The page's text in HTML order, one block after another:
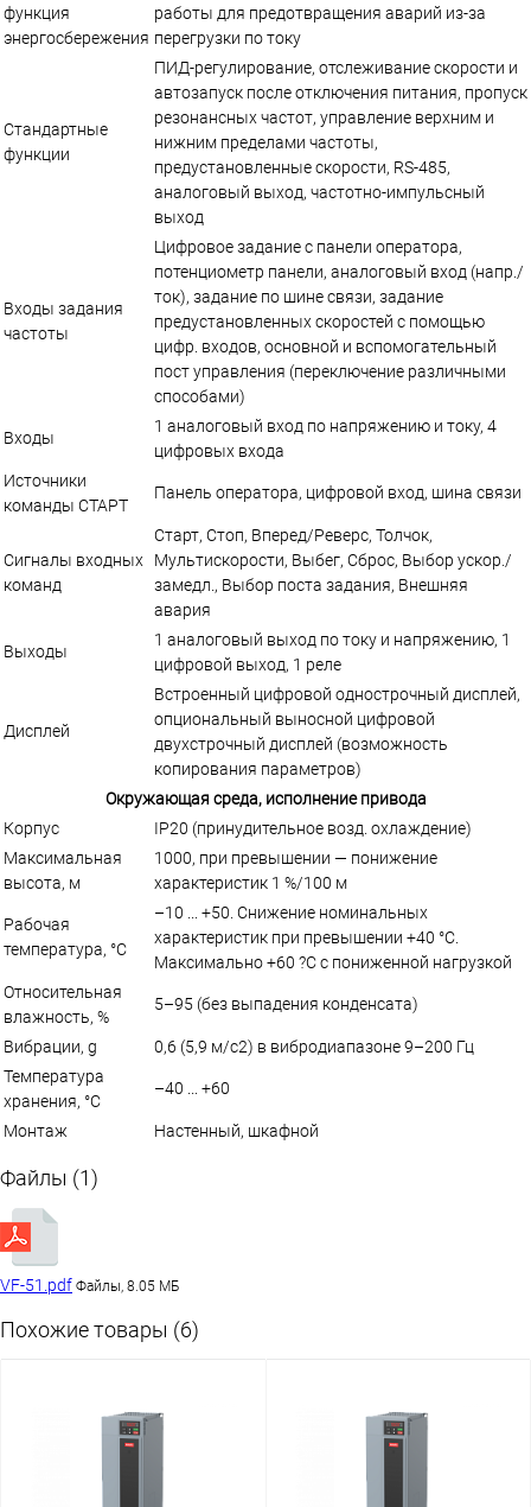
функция
энергосбережения
работы для предотвращения аварий из-за
перегрузки по току
Стандартные
функции
ПИД-регулирование, отслеживание скорости и
автозапуск после отключения питания, пропуск
резонансных частот, управление верхним и
нижним пределами частоты,
предустановленные скорости, RS-485,
аналоговый выход, частотно-импульсный
выход
Входы задания
частоты
Цифровое задание с панели оператора,
потенциометр панели, аналоговый вход (напр./
ток), задание по шине связи, задание
предустановленных скоростей с помощью
цифр. входов, основной и вспомогательный
пост управления (переключение различными
способами)
Входы
1 аналоговый вход по напряжению и току, 4
цифровых входа
Источники
команды СТАРТ
Панель оператора, цифровой вход, шина связи
Сигналы входных
команд
Старт, Стоп, Вперед/Реверс, Толчок,
Мультискорости, Выбег, Сброс, Выбор ускор./
замедл., Выбор поста задания, Внешняя
авария
Выходы
1 аналоговый выход по току и напряжению, 1
цифровой выход, 1 реле
Дисплей
Встроенный цифровой однострочный дисплей,
опциональный выносной цифровой
двухстрочный дисплей (возможность
копирования параметров)
Окружающая среда, исполнение привода
Корпус
IP20 (принудительное возд. охлаждение)
Максимальная
высота, м
1000, при превышении — понижение
характеристик 1 %/100 м
Рабочая
температура, °С
–10 ... +50. Снижение номинальных
характеристик при превышении +40 °C.
Максимально +60 ?C с пониженной нагрузкой
Относительная
влажность, %
5–95 (без выпадения конденсата)
Вибрации, g
0,6 (5,9 м/c2) в вибродиапазоне 9–200 Гц
Температура
хранения, °С
–40 ... +60
Монтаж Настенный, шкафной
Файлы (1)
VF-51.pdf Файлы, 8.05 МБ
Похожие товары (6)